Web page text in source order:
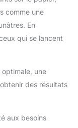
macro】 :
une
des
One
de
comme une
En
qui se lancent
optimale, une
des résultats
aux besoins